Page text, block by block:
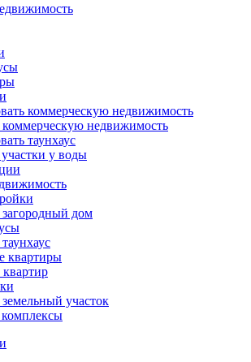
коммерческую недвижимость
недвижимость
таунхаус
у воды
дом
квартиры
участок